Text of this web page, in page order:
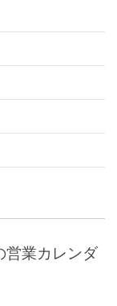
営業カレンダ